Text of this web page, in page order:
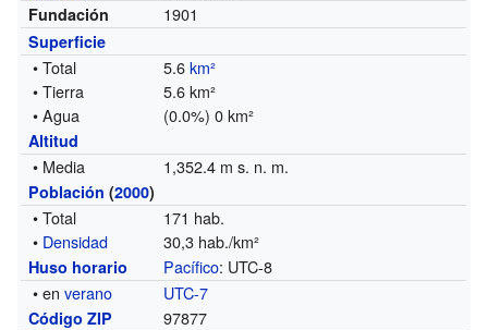
Fundación 1901
Superficie
• Total 5.6km²
• Tierra
5.6 km²
• Agua
(0.0%) 0 km²
Altitud
• Media 1,352.4 m s. n. m.
Población (2000)
• Total
171 hab.
• Densidad 30,3 hab./km²
Huso horario Pacífico: UTC-8
• enverano UTC-7
Código ZIP 97877